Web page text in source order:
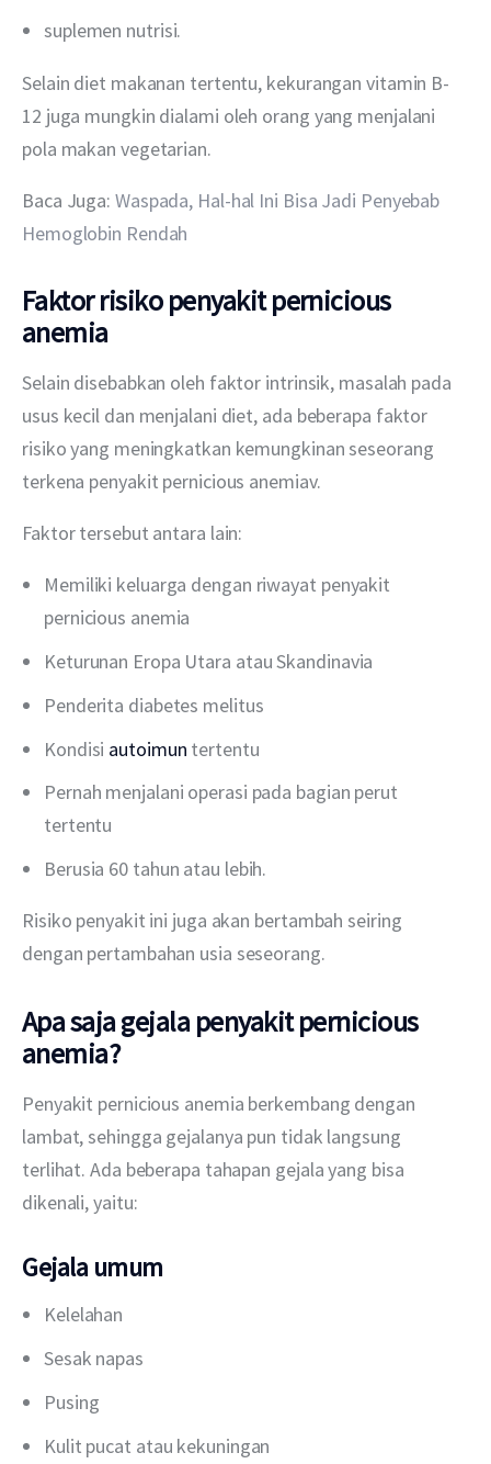
suplemen nutrisi.
Selain diet makanan tertentu, kekurangan vitamin B-
12 juga mungkin dialami oleh orang yang menjalani
pola makan vegetarian.
Baca Juga: Waspada, Hal-hal Ini Bisa Jadi Penyebab
Hemoglobin Rendah
Faktor risiko penyakit pernicious
anemia
Selain disebabkan oleh faktor intrinsik, masalah pada
usus kecil dan menjalani diet, ada beberapa faktor
risiko yang meningkatkan kemungkinan seseorang
terkena penyakit pernicious anemiav.
Faktor tersebut antara lain:
Memiliki keluarga dengan riwayat penyakit
pernicious anemia
Keturunan Eropa Utara atau Skandinavia
Penderita diabetes melitus
Kondisi autoimun tertentu
Pernah menjalani operasi pada bagian perut
tertentu
Berusia 60 tahun atau lebih.
Risiko penyakit ini juga akan bertambah seiring
dengan pertambahan usia seseorang.
Apa saja gejala penyakit pernicious
anemia?
Penyakit pernicious anemia berkembang dengan
lambat, sehingga gejalanya pun tidak langsung
terlihat. Ada beberapa tahapan gejala yang bisa
dikenali, yaitu:
Gejala umum
Kelelahan
Sesak napas
Pusing
Kulit pucat atau kekuningan